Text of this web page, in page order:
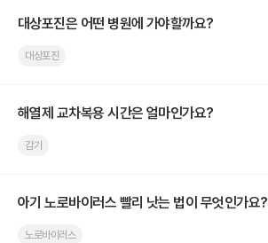
대상포진은 어떤 병원에 가야할까요?
대상포진
해열제 교차복용 시간은 얼마인가요?
감기
아기 노로바이러스 빨리 낫는 법이 무엇인가요?
노로바이러스